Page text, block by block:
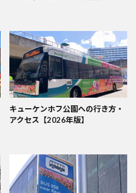
キューケンホフ公園への行き方・
アクセス【2026年版】